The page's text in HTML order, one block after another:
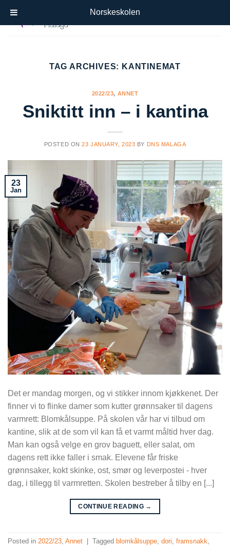
TAG ARCHIVES: KANTINEMAT
2022/23, ANNET
Sniktitt inn – i kantina
POSTED ON23 JANUARY, 2023 BY DNS MALAGA
23
Jan
Det er mandag morgen, og vi stikker innom kjøkkenet. Der
finner vi to flinke damer som kutter grønnsaker til dagens
varmrett: Blomkålsuppe. På skolen vår har vi tilbud om
kantine, slik at de som vil kan få et varmt måltid hver dag.
Man kan også velge en grov baguett, eller salat, om
dagens rett ikke faller i smak. Elevene får friske
grønnsaker, kokt skinke, ost, smør og leverpostei - hver
dag, i tillegg til varmretten. Skolen bestreber å tilby en [...]
CONTINUE READING →
Posted in 2022/23, Annet Tagged blomkålsuppe, dori, framsnakk,
Norskeskolen